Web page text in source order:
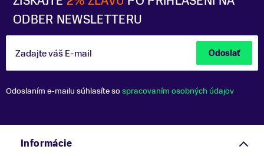
ODBER NEWSLETTERU
Zadajte váš E-mail Odoslať
Odoslaním e-mailu súhlasíte sospracovaním osobných údajov
Informácie